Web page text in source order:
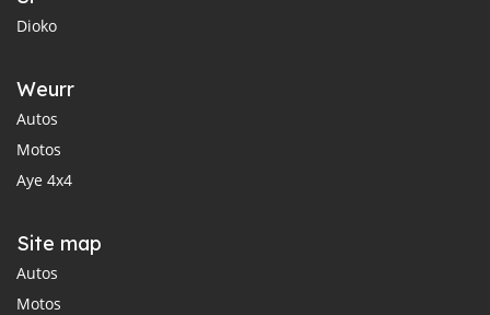
Dioko
Weurr
Autos
Motos
Aye 4x4
Site map
Autos
Motos